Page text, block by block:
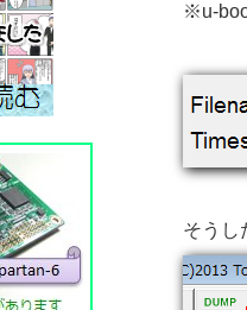
※u-
そうし